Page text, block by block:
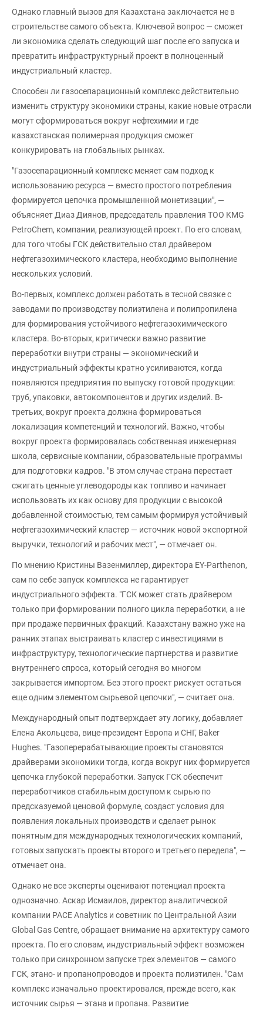
Однако главный вызов для Казахстана заключается не в
строительстве самого объекта. Ключевой вопрос — сможет
ли экономика сделать следующий шаг после его запуска и
превратить инфраструктурный проект в полноценный
индустриальный кластер.
Способен ли газосепарационный комплекс действительно
изменить структуру экономики страны, какие новые отрасли
могут сформироваться вокруг нефтехимии и где
казахстанская полимерная продукция сможет
конкурировать на глобальных рынках.
"Газосепарационный комплекс меняет сам подход к
использованию ресурса — вместо простого потребления
формируется цепочка промышленной монетизации", —
объясняет Диаз Диянов, председатель правления ТОО KMG
PetroChem, компании, реализующей проект. По его словам,
для того чтобы ГСК действительно стал драйвером
нефтегазохимического кластера, необходимо выполнение
нескольких условий.
Во-первых, комплекс должен работать в тесной связке с
заводами по производству полиэтилена и полипропилена
для формирования устойчивого нефтегазохимического
кластера. Во-вторых, критически важно развитие
переработки внутри страны — экономический и
индустриальный эффекты кратно усиливаются, когда
появляются предприятия по выпуску готовой продукции:
труб, упаковки, автокомпонентов и других изделий. В-
третьих, вокруг проекта должна формироваться
локализация компетенций и технологий. Важно, чтобы
вокруг проекта формировалась собственная инженерная
школа, сервисные компании, образовательные программы
для подготовки кадров. "В этом случае страна перестает
сжигать ценные углеводороды как топливо и начинает
использовать их как основу для продукции с высокой
добавленной стоимостью, тем самым формируя устойчивый
нефтегазохимический кластер — источник новой экспортной
выручки, технологий и рабочих мест", — отмечает он.
По мнению Кристины Вазенмиллер, директора EY-Parthenon,
сам по себе запуск комплекса не гарантирует
индустриального эффекта. "ГСК может стать драйвером
только при формировании полного цикла переработки, а не
при продаже первичных фракций. Казахстану важно уже на
ранних этапах выстраивать кластер с инвестициями в
инфраструктуру, технологические партнерства и развитие
внутреннего спроса, который сегодня во многом
закрывается импортом. Без этого проект рискует остаться
еще одним элементом сырьевой цепочки", — считает она.
Международный опыт подтверждает эту логику, добавляет
Елена Акольцева, вице-президент Европа и СНГ, Baker
Hughes. "Газоперерабатывающие проекты становятся
драйверами экономики тогда, когда вокруг них формируется
цепочка глубокой переработки. Запуск ГСК обеспечит
переработчиков стабильным доступом к сырью по
предсказуемой ценовой формуле, создаст условия для
появления локальных производств и сделает рынок
понятным для международных технологических компаний,
готовых запускать проекты второго и третьего передела", —
отмечает она.
Однако не все эксперты оценивают потенциал проекта
однозначно. Аскар Исмаилов, директор аналитической
компании PACE Analytics и советник по Центральной Азии
Global Gas Centre, обращает внимание на архитектуру самого
проекта. По его словам, индустриальный эффект возможен
только при синхронном запуске трех элементов — самого
ГСК, этано- и пропанопроводов и проекта полиэтилен. "Сам
комплекс изначально проектировался, прежде всего, как
источник сырья — этана и пропана. Развитие